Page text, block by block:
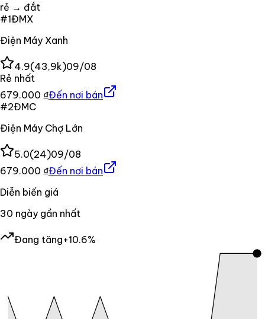
rẻ → đắt
#1ĐMX
Điện Máy Xanh
4.9(43,9k)09/08
Rẻ nhất
679.000 ₫Đến nơi bán
#2ĐMC
Điện Máy Chợ Lớn
5.0(24)09/08
679.000 ₫Đến nơi bán
Diễn biến giá
30 ngày gần nhất
Đang tăng+10.6%